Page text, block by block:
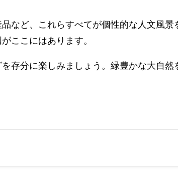
など、これらすべてが個性的な人文風
ここにはあります。
存分に楽しみましょう。緑豊かな大自然